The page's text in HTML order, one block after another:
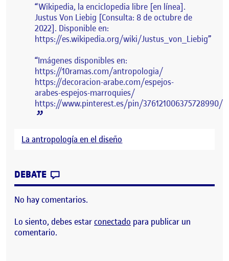
Wikipedia, la enciclopedia libre [en línea].
Justus Von Liebig [Consulta: 8 de octubre de
2022]. Disponible en:
https://es.wikipedia.org/wiki/Justus_von_Liebig
Imágenes disponibles en:
https://10ramas.com/antropologia/
https://decoracion-arabe.com/espejos-
arabes-espejos-marroquies/
https://www.pinterest.es/pin/376121006375728990/
La antropología en el diseño
DEBATE
No hay comentarios.
Lo siento, debes estarconectado para publicar un
comentario.